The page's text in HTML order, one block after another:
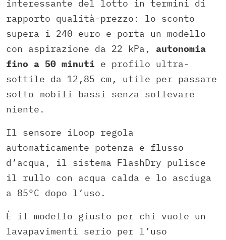
interessante del lotto in termini di
rapporto qualità-prezzo: lo sconto
supera i 240 euro e porta un modello
con aspirazione da 22 kPa, autonomia
fino a 50 minuti e profilo ultra-
sottile da 12,85 cm, utile per passare
sotto mobili bassi senza sollevare
niente.
Il sensore iLoop regola
automaticamente potenza e flusso
d’acqua, il sistema FlashDry pulisce
il rullo con acqua calda e lo asciuga
a 85°C dopo l’uso.
È il modello giusto per chi vuole un
lavapavimenti serio per l’uso